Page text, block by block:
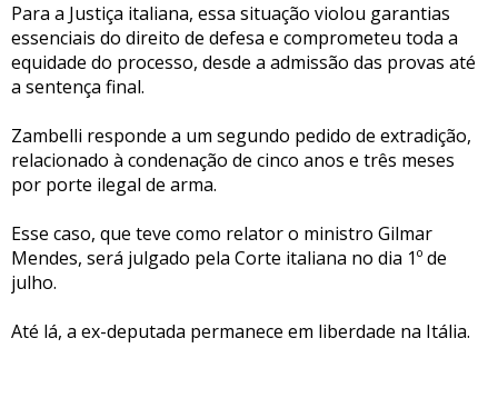
Para a Justiça italiana, essa situação violou garantias
essenciais do direito de defesa e comprometeu toda a
equidade do processo, desde a admissão das provas até
a sentença final.
Zambelli responde a um segundo pedido de extradição,
relacionado à condenação de cinco anos e três meses
por porte ilegal de arma.
Esse caso, que teve como relator o ministro Gilmar
Mendes, será julgado pela Corte italiana no dia 1º de
julho.
Até lá, a ex-deputada permanece em liberdade na Itália.